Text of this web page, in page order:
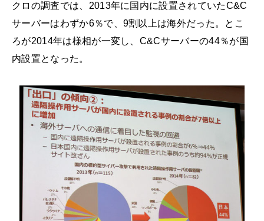
クロの調査では、2013年に国内に設置されていたC&C
サーバーはわずか6％で、9割以上は海外だった。とこ
ろが2014年は様相が一変し、C&Cサーバーの44％が国
内設置となった。